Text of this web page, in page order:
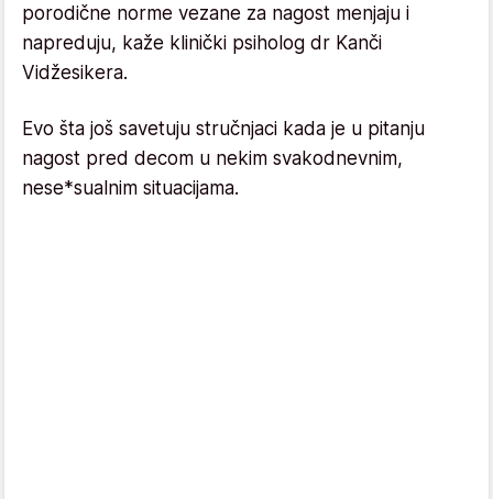
porodične norme vezane za nagost menjaju i
napreduju, kaže klinički psiholog dr Kanči
Vidžesikera.
Evo šta još savetuju stručnjaci kada je u pitanju
nagost pred decom u nekim svakodnevnim,
nese*sualnim situacijama.